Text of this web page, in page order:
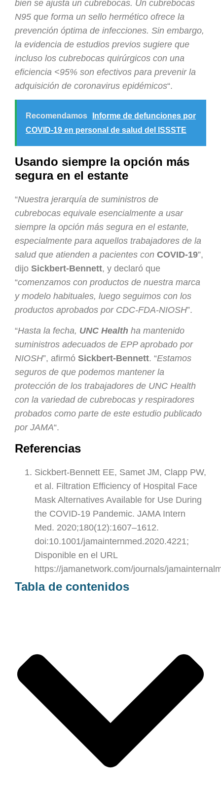
bien se ajusta un cubrebocas. Un cubrebocas
N95 que forma un sello hermético ofrece la
prevención óptima de infecciones. Sin embargo,
la evidencia de estudios previos sugiere que
incluso los cubrebocas quirúrgicos con una
eficiencia <95% son efectivos para prevenir la
adquisición de coronavirus epidémicos“.
Recomendamos
Informe de defunciones por
COVID-19 en personal de salud del ISSSTE
Usando siempre la opción más
segura en el estante
“Nuestra jerarquía de suministros de
cubrebocas equivale esencialmente a usar
siempre la opción más segura en el estante,
especialmente para aquellos trabajadores de la
salud que atienden a pacientes con COVID-19”,
dijo Sickbert-Bennett, y declaró que
“comenzamos con productos de nuestra marca
y modelo habituales, luego seguimos con los
productos aprobados por CDC-FDA-NIOSH”.
“Hasta la fecha, UNC Health ha mantenido
suministros adecuados de EPP aprobado por
NIOSH”, afirmó Sickbert-Bennett. “Estamos
seguros de que podemos mantener la
protección de los trabajadores de UNC Health
con la variedad de cubrebocas y respiradores
probados como parte de este estudio publicado
por JAMA“.
Referencias
Sickbert-Bennett EE, Samet JM, Clapp PW,
et al. Filtration Efficiency of Hospital Face
Mask Alternatives Available for Use During
the COVID-19 Pandemic. JAMA Intern
Med. 2020;180(12):1607–1612.
doi:10.1001/jamainternmed.2020.4221;
Disponible en el URL
https://jamanetwork.com/journals/
Tabla de contenidos